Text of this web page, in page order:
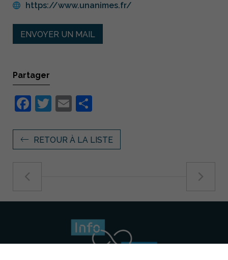
https://www.unanimes.fr/
ENVOYER UN MAIL
Partager
Facebook
Twitter
Email
RETOUR À LA LISTE